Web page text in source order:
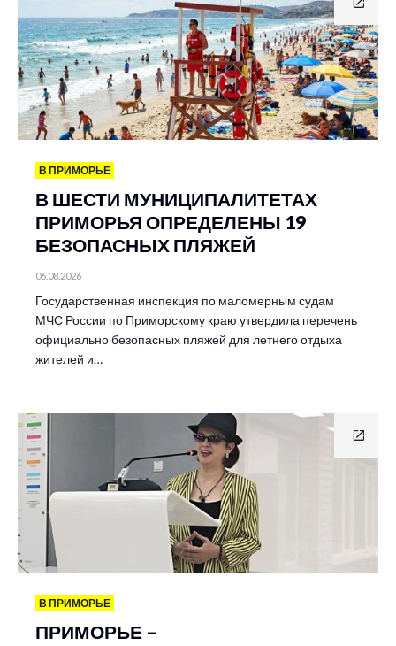
В ПРИМОРЬЕ
В ШЕСТИ МУНИЦИПАЛИТЕТАХ
ПРИМОРЬЯ ОПРЕДЕЛЕНЫ 19
БЕЗОПАСНЫХ ПЛЯЖЕЙ
06.08.2026
Государственная инспекция по маломерным судам
МЧС России по Приморскому краю утвердила перечень
официально безопасных пляжей для летнего отдыха
жителей и…
В ПРИМОРЬЕ
ПРИМОРЬЕ –